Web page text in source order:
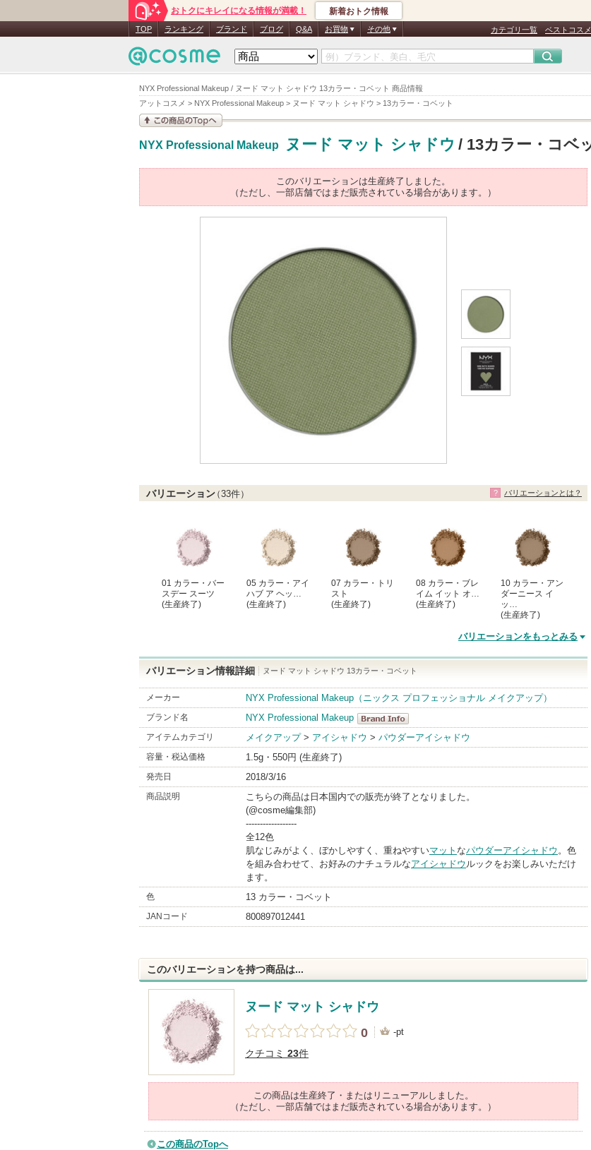
NYX Professional Makeup / ヌード マット シャドウ 13カラー・コベット 商品情報
アットコスメ > NYX Professional Makeup > ヌード マット シャドウ > 13カラー・コベット
おトクにキレイになる情報が満載！ 新着おトク情報
TOP ランキング ブランド ブログ Q&A お買物 その他 カテゴリ一覧 ベストコスメ
NYX Professional Makeup ヌード マット シャドウ / 13カラー・コベ
このバリエーションは生産終了しました。
（ただし、一部店舗ではまだ販売されている場合があります。）
バリエーション（33件）
01 カラー・バー
スデー スーツ
(生産終了)
05 カラー・アイ
ハブ ア ヘッ…
(生産終了)
07 カラー・トリ
スト
(生産終了)
08 カラー・ブレ
イム イット オ…
(生産終了)
10 カラー・アン
ダーニース イ
ッ…
(生産終了)
バリエーションをもっとみる
バリエーションとは？
バリエーション情報詳細 ヌード マット シャドウ 13カラー・コベット
メーカー NYX Professional Makeup（ニックス プロフェッショナル メイクアップ）
ブランド名
NYX Professional Makeup
NYX
Professional
Makeup
BrandInfo
アイテムカテゴリ メイクアップ> アイシャドウ > パウダーアイシャドウ
容量・税込価格 1.5g・550円 (生産終了)
発売日 2018/3/16
商品説明
こちらの商品は日本国内での販売が終了となりました。
(@cosme編集部)
------------------
全12色
肌なじみがよく、ぼかしやすく、重ねやすいマット なパウダーアイシャドウ 。色
を組み合わせて、お好みのナチュラルなアイシャドウ ルックをお楽しみいただけ
ます。
色 13 カラー・コベット
JANコード 800897012441
このバリエーションを持つ商品は...
ヌード マット シャドウ
0
-pt
クチコミ 23件
この商品は生産終了・またはリニューアルしました。
（ただし、一部店舗ではまだ販売されている場合があります。）
この商品のTopへ